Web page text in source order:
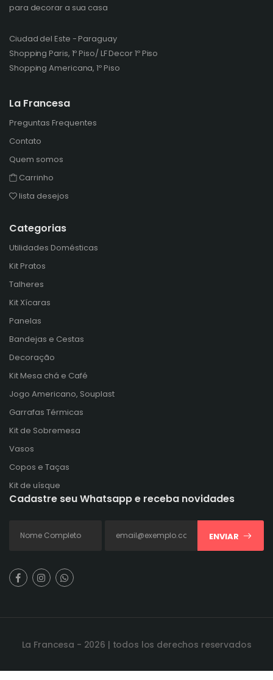
para decorar a sua casa
Ciudad del Este - Paraguay
Shopping Paris, 1º Piso/ LF Decor 1º Piso
Shopping Americana, 1º Piso
La Francesa
Preguntas Frequentes
Contato
Quem somos
Carrinho
lista desejos
Categorias
Utilidades Domésticas
Kit Pratos
Talheres
Kit Xícaras
Panelas
Bandejas e Cestas
Decoração
Kit Mesa chá e Café
Jogo Americano, Souplast
Garrafas Térmicas
Kit de Sobremesa
Vasos
Copos e Taças
Kit de uísque
Cadastre seu Whatsapp e receba novidades
ENVIAR
La Francesa - 2026 | todos los derechos reservados